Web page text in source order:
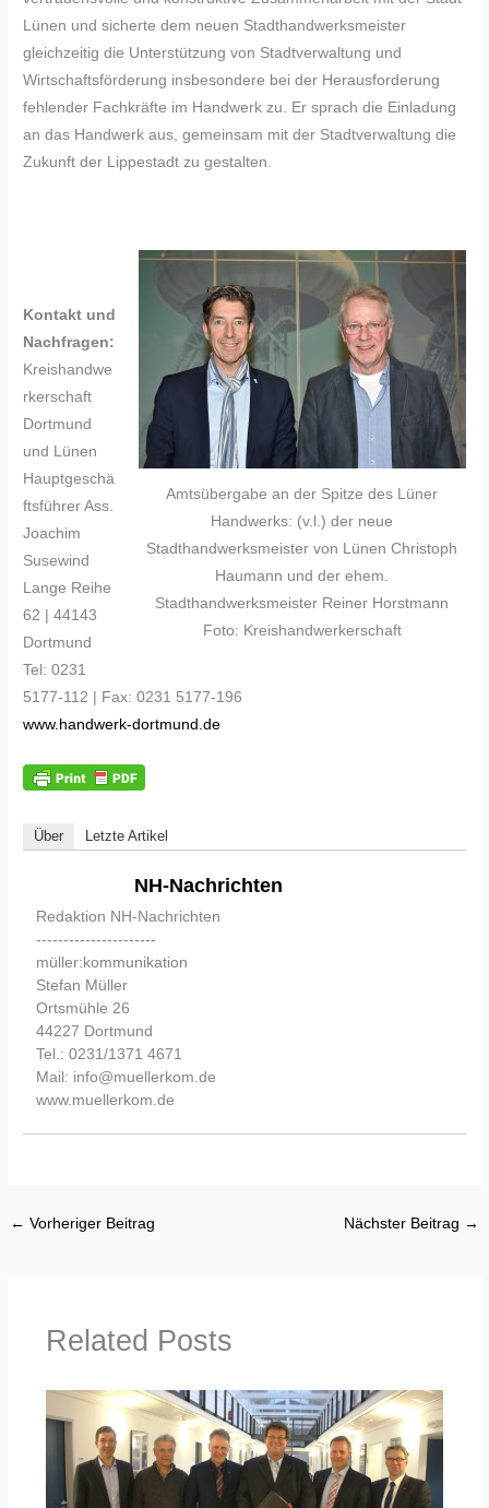
Lünen und sicherte dem neuen Stadthandwerksmeister
gleichzeitig die Unterstützung von Stadtverwaltung und
Wirtschaftsförderung insbesondere bei der Herausforderung
fehlender Fachkräfte im Handwerk zu. Er sprach die Einladung
an das Handwerk aus, gemeinsam mit der Stadtverwaltung die
Zukunft der Lippestadt zu gestalten.
Amtsübergabe an der Spitze des Lüner
Handwerks: (v.l.) der neue
Stadthandwerksmeister von Lünen Christoph
Haumann und der ehem.
Stadthandwerksmeister Reiner Horstmann
Foto: Kreishandwerkerschaft
Kontakt und
Nachfragen:
Kreishandwe
rkerschaft
Dortmund
und Lünen
Hauptgeschä
ftsführer Ass.
Joachim
Susewind
Lange Reihe
62 | 44143
Dortmund
Tel: 0231
5177-112 | Fax: 0231 5177-196
www.handwerk-dortmund.de
Über Letzte Artikel
NH-Nachrichten
Redaktion NH-Nachrichten
----------------------
müller:kommunikation
Stefan Müller
Ortsmühle 26
44227 Dortmund
Tel.: 0231/1371 4671
Mail: info@muellerkom.de
www.muellerkom.de
← Vorheriger Beitrag Nächster Beitrag →
Related Posts